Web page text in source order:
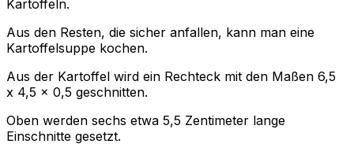
Kartoffeln.
Aus den Resten, die sicher anfallen, kann man eine
Kartoffelsuppe kochen.
Aus der Kartoffel wird ein Rechteck mit den Maßen 6,5
x 4,5 x 0,5 geschnitten.
Oben werden sechs etwa 5,5 Zentimeter lange
Einschnitte gesetzt.